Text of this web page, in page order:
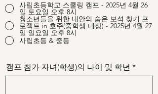
사립초등학교 스쿨링 캠프 - 2025년 4월 26
일 토요일 오후 8시
청소년들을 위한 내안의 숨은 보석 찾기 프
로젝트 in 호주(중학생 대상) - 2025년 4월 27
일 일요일 오후 8시
사립초등 & 중등
캠프 참가 자녀(학생)의 나이 및 학년